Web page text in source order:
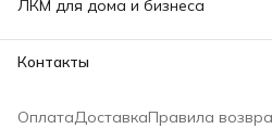
ЛКМ для дома и бизнеса
Контакты
Горячая линия сети
ОплатаДоставкаПравила